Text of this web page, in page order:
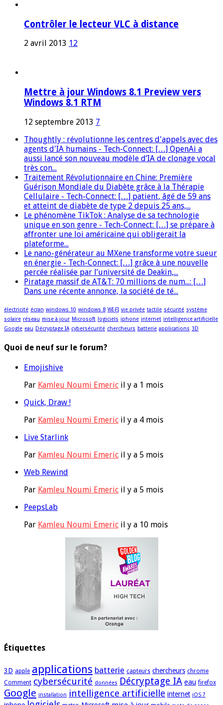
Contrôler le lecteur VLC à distance
2 avril 2013 12
Mettre à jour Windows 8.1 Preview vers
Windows 8.1 RTM
12 septembre 2013 7
Thoughtly : révolutionne les centres d'appels avec des
agents d'IA humains - Tech-Connect: […] OpenAi a
aussi lancé son nouveau modèle d’IA de clonage vocal
très con...
Traitement Révolutionnaire en Chine: Première
Guérison Mondiale du Diabète grâce à la Thérapie
Cellulaire - Tech-Connect: […] patient, âgé de 59 ans
et atteint de diabète de type 2 depuis 25 ans,...
Le phénomène TikTok : Analyse de sa technologie
unique en son genre - Tech-Connect: […] se prépare à
affronter une loi américaine qui obligerait la
plateforme...
Le nano-générateur au MXene transforme votre sueur
en énergie - Tech-Connect: […] grâce à une nouvelle
percée réalisée par l’université de Deakin,...
Piratage massif de AT&T: 70 millions de num...: […]
Dans une récente annonce, la société de té...
électricité écran windows 10 windows 8 WI-FI vie privée tactile sécurité système
solaire réseau mise à jour Microsoft logiciels iphone internet intelligence artificielle
Google eau Décryptage IA cybersécurité chercheurs batterie applications 3D
Quoi de neuf sur le forum?
Emojishive
Par Kamleu Noumi Emeric il y a 1 mois
Quick, Draw !
Par Kamleu Noumi Emeric il y a 4 mois
Live Starlink
Par Kamleu Noumi Emeric il y a 5 mois
Web Rewind
Par Kamleu Noumi Emeric il y a 5 mois
PeepsLab
Par Kamleu Noumi Emeric il y a 10 mois
Étiquettes
3D apple applications batterie capteurs chercheurs chrome
Comment cybersécurité données Décryptage IA eau firefox
Google installation intelligence artificielle internet iOS 7